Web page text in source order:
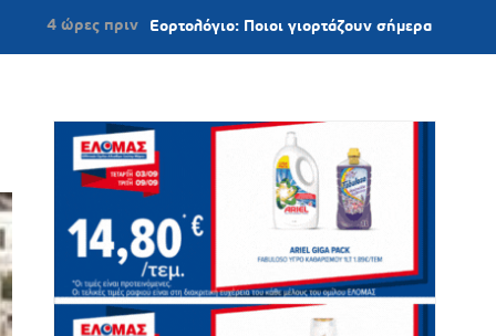
Εορτολόγιο: Ποιοι γιορτάζουν σήμερα 7 Αυγούστου 2026